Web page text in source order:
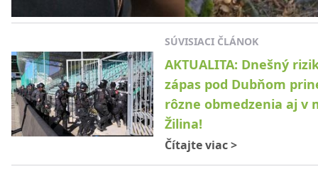
SÚVISIACI ČLÁNOK
AKTUALITA: Dnešný
zápas pod Dubňom
rôzne obmedzenia aj v
Žilina!
Čítajte viac>